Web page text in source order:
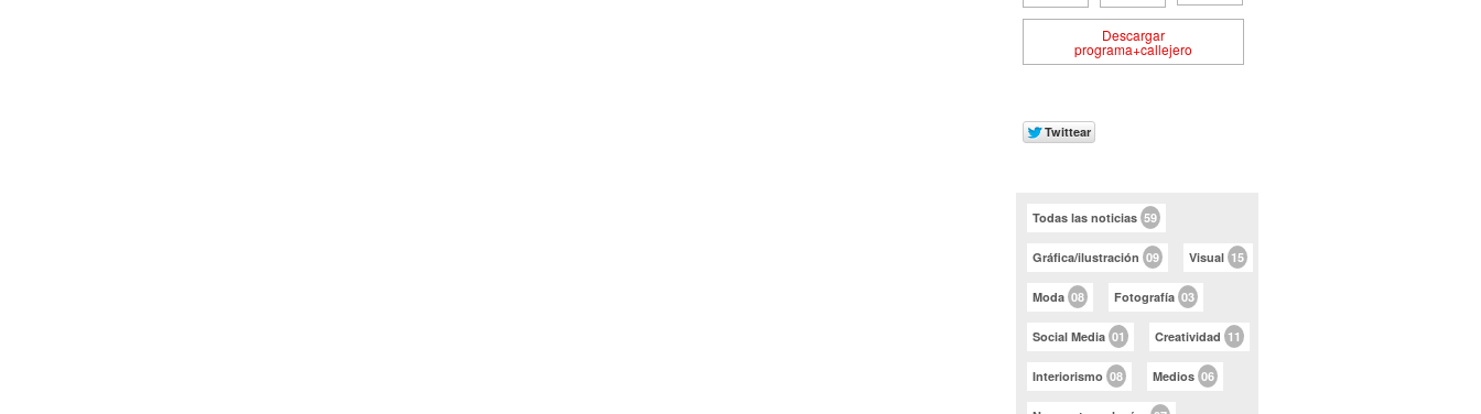
Descargar
programa+callejero
Todas las noticias 59
Gráfica/ilustración 09 Visual 15
Moda 08 Fotografía 03
Social Media 01 Creatividad 11
Interiorismo 08 Medios 06